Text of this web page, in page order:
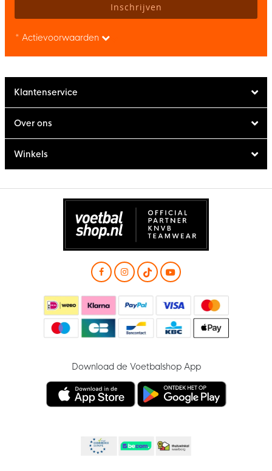
Inschrijven
* Actievoorwaarden
Klantenservice
Over ons
Winkels
Download de Voetbalshop App